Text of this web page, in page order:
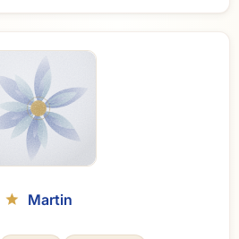
star Martin